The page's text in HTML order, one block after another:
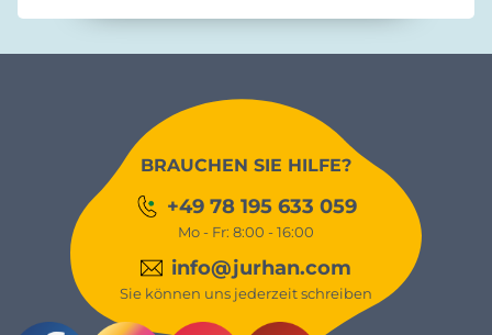
BRAUCHEN SIE HILFE?
+49 78 195 633 059
Mo - Fr: 8:00 - 16:00
info@jurhan.com
Sie können uns jederzeit schreiben